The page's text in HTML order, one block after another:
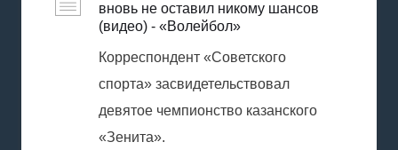
вновь не оставил никому шансов
(видео) - «Волейбол»
Корреспондент «Советского
спорта» засвидетельствовал
девятое чемпионство казанского
«Зенита».